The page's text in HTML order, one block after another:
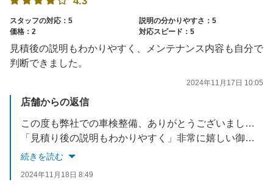
スタッフの対応：5
説明の分かりやすさ：5
価格：2
対応スピード：5
見積後の説明もわかりやすく、メンテナンス内容も自分で
判断できました。
2024年11月17日 10:05
店舗からの返信
この度も弊社での車検整備、ありがとうございました。
「見積り後の説明もわかりやすく」非常に嬉しい御言葉です。
御客様に満足頂ける様、これからも努力して参ります。
続きを読む
2024年11月18日 8:49